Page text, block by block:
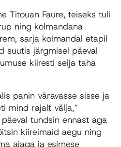
Titouan Faure, teiseks tuli
ning kolmandana
sarja kolmandal etapil
suutis järgmisel päeval
kiiresti selja taha
panin väravasse sisse ja
mind rajalt välja,“
tundsin ennast aga
kiireimaid aegu ning
ajaga ja esimese